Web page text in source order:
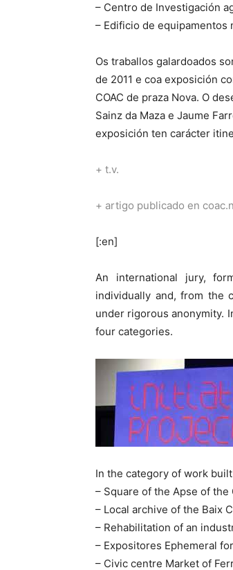
– Centro de Investigación
– Edificio de equipamentos
Os traballos galardoados
de 2011 e coa exposición
COAC de praza Nova. O
Sainz da Maza e Jaume
exposición ten carácter
+ t.v.
+ artigo publicado en
[:en]
An international jury,
individually and, from the
under rigorous anonymity.
four categories.
In the category of work
– Square of the Apse of the
– Local archive of the Baix
– Rehabilitation of an
– Expositores Ephemeral
– Civic centre Market of